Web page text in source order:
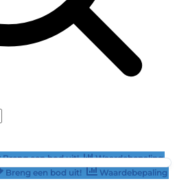
Breng een bod uit!
Waardebepaling
Breng een bod uit! Waardebepaling